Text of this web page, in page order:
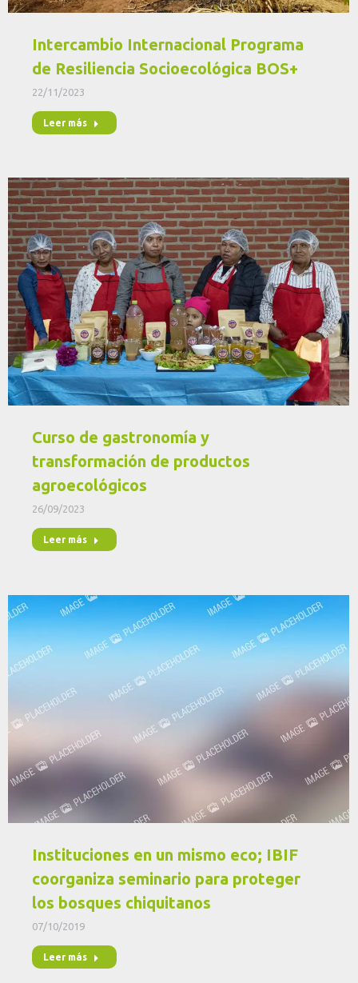
Intercambio Internacional Programa
de Resiliencia Socioecológica BOS+
22/11/2023
Leer más
Curso de gastronomía y
transformación de productos
agroecológicos
26/09/2023
Leer más
Instituciones en un mismo eco; IBIF
coorganiza seminario para proteger
los bosques chiquitanos
07/10/2019
Leer más